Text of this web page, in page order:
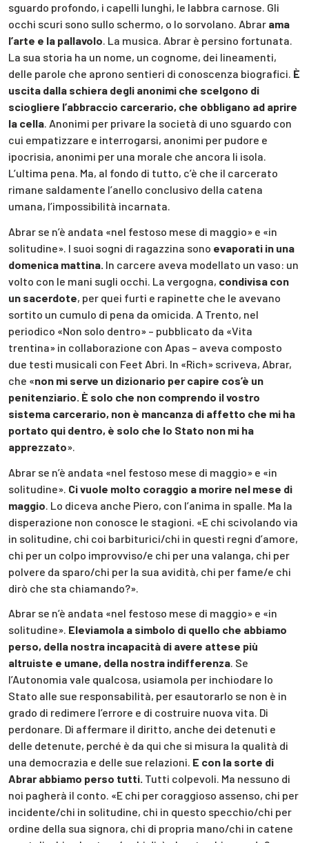
sguardo profondo, i capelli lunghi, le labbra carnose. Gli
occhi scuri sono sullo schermo, o lo sorvolano. Abrar ama
l’arte e la pallavolo. La musica. Abrar è persino fortunata.
La sua storia ha un nome, un cognome, dei lineamenti,
delle parole che aprono sentieri di conoscenza biografici. È
uscita dalla schiera degli anonimi che scelgono di
sciogliere l’abbraccio carcerario, che obbligano ad aprire
la cella. Anonimi per privare la società di uno sguardo con
cui empatizzare e interrogarsi, anonimi per pudore e
ipocrisia, anonimi per una morale che ancora li isola.
L’ultima pena. Ma, al fondo di tutto, c’è che il carcerato
rimane saldamente l’anello conclusivo della catena
umana, l’impossibilità incarnata.
Abrar se n’è andata «nel festoso mese di maggio» e «in
solitudine». I suoi sogni di ragazzina sono evaporati in una
domenica mattina. In carcere aveva modellato un vaso: un
volto con le mani sugli occhi. La vergogna, condivisa con
un sacerdote, per quei furti e rapinette che le avevano
sortito un cumulo di pena da omicida. A Trento, nel
periodico «Non solo dentro» – pubblicato da «Vita
trentina» in collaborazione con Apas – aveva composto
due testi musicali con Feet Abri. In «Rich» scriveva, Abrar,
che «non mi serve un dizionario per capire cos’è un
penitenziario. È solo che non comprendo il vostro
sistema carcerario, non è mancanza di affetto che mi ha
portato qui dentro, è solo che lo Stato non mi ha
apprezzato».
Abrar se n’è andata «nel festoso mese di maggio» e «in
solitudine». Ci vuole molto coraggio a morire nel mese di
maggio . Lo diceva anche Piero, con l’anima in spalle. Ma la
disperazione non conosce le stagioni. «E chi scivolando via
in solitudine, chi coi barbiturici/chi in questi regni d’amore,
chi per un colpo improvviso/e chi per una valanga, chi per
polvere da sparo/chi per la sua avidità, chi per fame/e chi
dirò che sta chiamando?».
Abrar se n’è andata «nel festoso mese di maggio» e «in
solitudine». Eleviamola a simbolo di quello che abbiamo
perso, della nostra incapacità di avere attese più
altruiste e umane, della nostra indifferenza. Se
l’Autonomia vale qualcosa, usiamola per inchiodare lo
Stato alle sue responsabilità, per esautorarlo se non è in
grado di redimere l’errore e di costruire nuova vita. Di
perdonare. Di affermare il diritto, anche dei detenuti e
delle detenute, perché è da qui che si misura la qualità di
una democrazia e delle sue relazioni. E con la sorte di
Abrar abbiamo perso tutti. Tutti colpevoli. Ma nessuno di
noi pagherà il conto. «E chi per coraggioso assenso, chi per
incidente/chi in solitudine, chi in questo specchio/chi per
ordine della sua signora, chi di propria mano/chi in catene